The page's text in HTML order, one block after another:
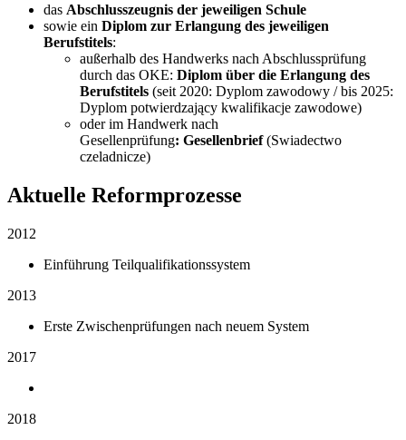
das Abschlusszeugnis der jeweiligen Schule
sowie ein Diplom zur Erlangung des jeweiligen
Berufstitels:
außerhalb des Handwerks nach Abschlussprüfung
durch das OKE: Diplom über die Erlangung des
Berufstitels (seit 2020: Dyplom zawodowy / bis 2025:
Dyplom potwierdzający kwalifikacje zawodowe)
oder im Handwerk nach
Gesellenprüfung: Gesellenbrief(Swiadectwo
czeladnicze)
Aktuelle Reformprozesse
2012
Einführung Teilqualifikationssystem
2013
Erste Zwischenprüfungen nach neuem System
2017
2018